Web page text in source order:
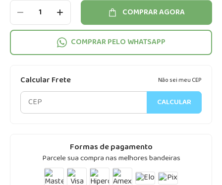
COMPRAR AGORA
COMPRAR PELO WHATSAPP
Calcular Frete Não sei meu CEP
CALCULAR
Formas de pagamento
Parcele sua compra nas melhores bandeiras